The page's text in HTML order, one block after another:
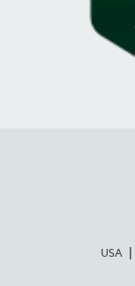
USA